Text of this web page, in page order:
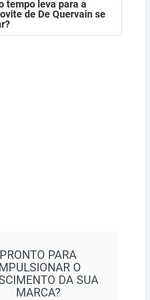
tempo leva para a
de De Quervain se
PRONTO PARA
O
DA SUA
MARCA?